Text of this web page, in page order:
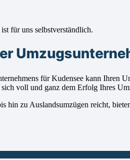
für uns selbstverständlich.
für Kudensee kann Ihren
voll und ganz dem Erfolg Ihres
hin zu Auslandsumzügen reicht,